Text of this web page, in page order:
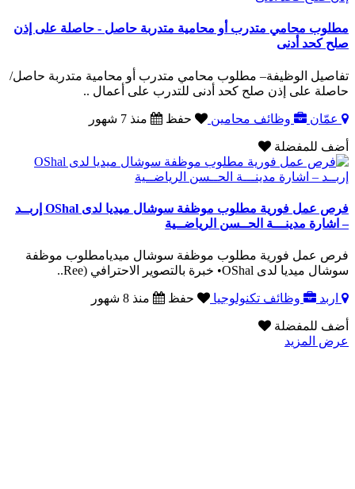
مطلوب محامي متدرب أو محامية متدربة حاصل - حاصلة على إذن
صلح كحد أدنى
تفاصيل الوظيفة– مطلوب محامي متدرب أو محامية متدربة حاصل/
حاصلة على إذن صلح كحد أدنى للتدرب على أعمال ..
عمّان وظائف محامين حفظ منذ 7 شهور
أضف للمفضلة
فرص عمل فورية مطلوب موظفة سوشال ميديا لدى OShal إربــد
– اشارة مدينـــة الحــسن الرياضــية
فرص عمل فورية مطلوب موظفة سوشال ميديامطلوب موظفة
سوشال ميديا لدى OShal• خبرة بالتصوير الاحترافي (Ree..
اربد وظائف تكنولوجيا حفظ منذ 8 شهور
أضف للمفضلة
عرض المزيد